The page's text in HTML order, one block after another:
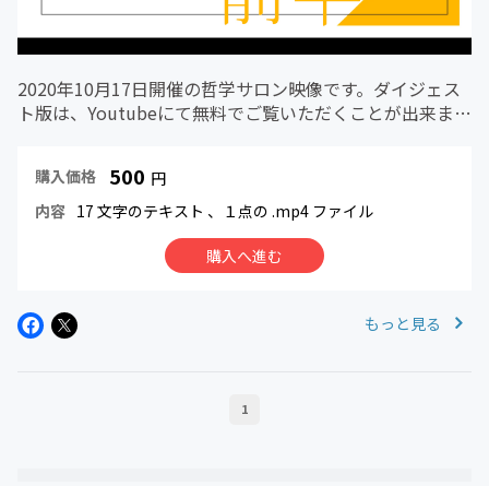
2020年10月17日開催の哲学サロン映像です。ダイジェス
ト版は、Youtubeにて無料でご覧いただくことが出来ま
購入価格 500 円
内容 17 文字のテキスト 、１点の .mp4 ファイル
購入へ進む
もっと見る
1